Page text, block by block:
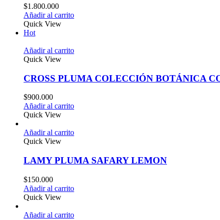
$1.800.000
Añadir al carrito
Quick View
Hot
Añadir al carrito
Quick View
CROSS PLUMA COLECCIÓN BOTÁNICA
$900.000
Añadir al carrito
Quick View
Añadir al carrito
Quick View
LAMY PLUMA SAFARY LEMON
$150.000
Añadir al carrito
Quick View
Añadir al carrito